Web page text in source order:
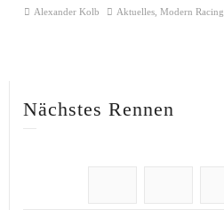
Alexander Kolb Aktuelles ,Modern Racing
Nächstes Rennen